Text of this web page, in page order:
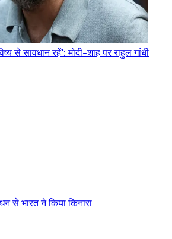
से सावधान रहें’: मोदी-शाह पर राहुल गांधी
से भारत ने किया किनारा